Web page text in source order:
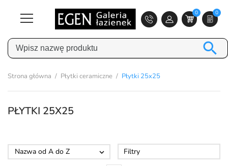
0 0

Strona główna Płytki ceramiczne Płytki 25x25
PŁYTKI 25X25
Nazwa od A do Z  Filtry